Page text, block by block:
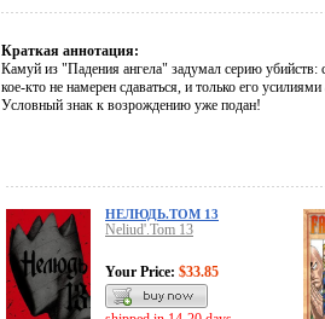
Краткая аннотация:
Камуй из "Падения ангела" задумал серию убийств:
кое-кто не намерен сдаваться, и только его
Условный знак к возрождению уже подан!
НЕЛЮДЬ.ТОМ 13
Neliud'.Tom 13
Your Price: $33.85